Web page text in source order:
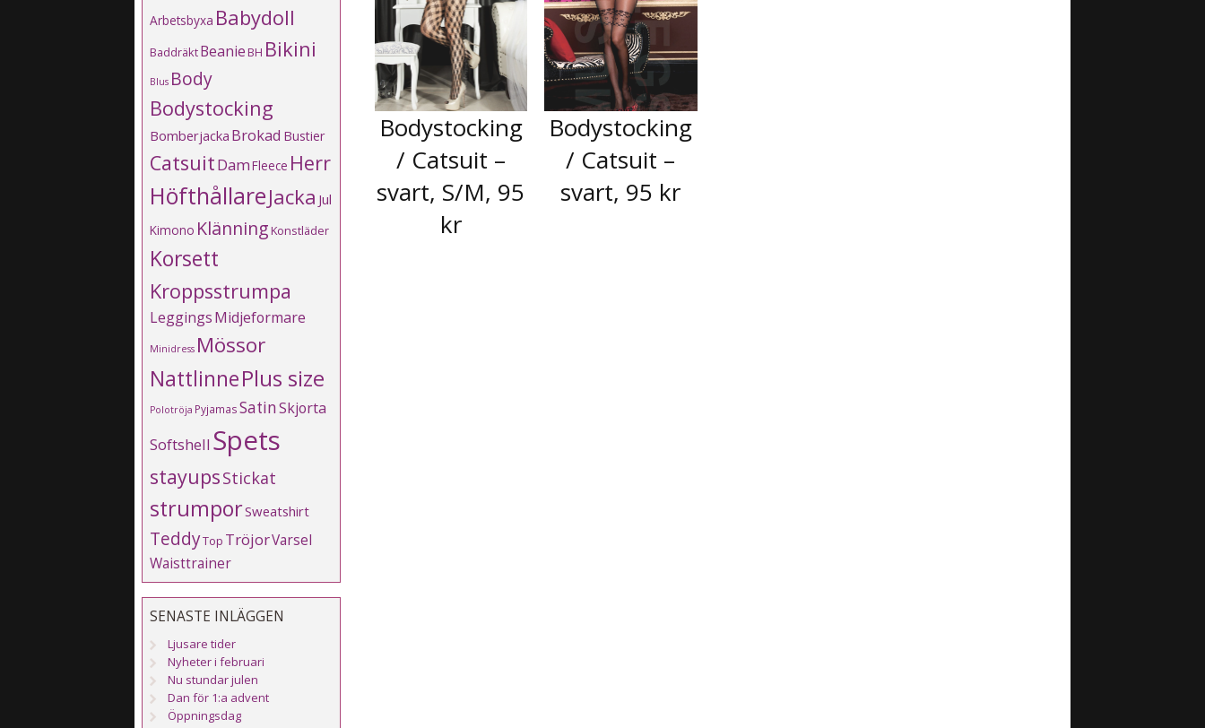
Bodystocking
/ Catsuit –
svart, S/M, 95
kr
Bodystocking
/ Catsuit –
svart, 95 kr
Arbetsbyxa Babydoll
BaddräktBeanieBH Bikini
Blus Body
Bodystocking
Bomberjacka Brokad Bustier
CatsuitDamFleece Herr
HöfthållareJacka Jul
Kimono KlänningKonstläder
Korsett
Kroppsstrumpa
LeggingsMidjeformare
Minidress Mössor
NattlinnePlus size
Polotröja PyjamasSatinSkjorta
Softshell Spets
stayupsStickat
strumporSweatshirt
TeddyTop TröjorVarsel
Waisttrainer
SENASTE INLÄGGEN
Ljusare tider
Nyheter i februari
Nu stundar julen
Dan för 1:a advent
Öppningsdag